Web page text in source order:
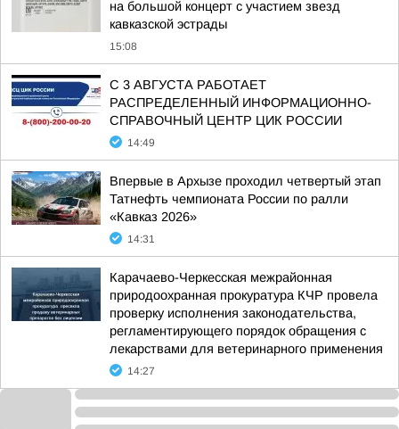
на большой концерт с участием звезд
кавказской эстрады
15:08
С 3 АВГУСТА РАБОТАЕТ
РАСПРЕДЕЛЕННЫЙ ИНФОРМАЦИОННО-
СПРАВОЧНЫЙ ЦЕНТР ЦИК РОССИИ
14:49
Впервые в Архызе проходил четвертый этап
Татнефть чемпионата России по ралли
«Кавказ 2026»
14:31
Карачаево-Черкесская межрайонная
природоохранная прокуратура КЧР провела
проверку исполнения законодательства,
регламентирующего порядок обращения с
лекарствами для ветеринарного применения
14:27